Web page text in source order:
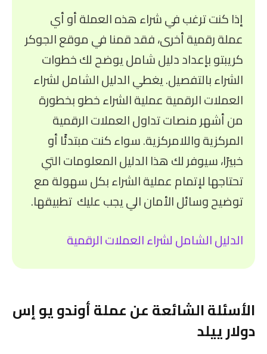
إذا كنت ترغب في شراء هذه العملة أو أي
عملة رقمية أخرى، فقد قمنا في موقع الجوكر
كريبتو بإعداد دليل شامل يوضح لك خطوات
الشراء بالتفصيل. يغطي الدليل الشامل لشراء
العملات الرقمية عملية الشراء خطو بخطورة
من أشهر منصات تداول العملات الرقمية
المركزية واللامركزية. سواء كنت مبتدئًا أو
خبيرًا، سيوفر لك هذا الدليل المعلومات التي
تحتاجها لإتمام عملية الشراء بكل سهولة مع
توضيح وسائل الأمان الي يجب عليك تطبيقها.
الدليل الشامل لشراء العملات الرقمية
الأسئلة الشائعة عن عملة أوندو يو إس
دولار ييلد